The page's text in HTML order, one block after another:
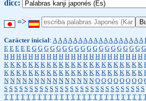
dicc:
=>
Carácter inicial: A A A A A A A A A A A A A A A A A A
E E E E E G G G G G G G G G G G G G G G G G G G
H H H H H H H H H H H H H H H H H H H H H H H
K K K K K K K K K K K K K K K K K K K K K K K
K K K K K K K K K K K K K K K K K K K K K K K
N N N N N N N N N N N N N N N O O O O O O O O
S S S S S S S S S S S S S S S S S S S S S S S S S S S S
T T T T T T T T T T T T T T T T T T T T T T T T T